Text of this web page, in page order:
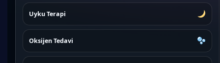
Uyku Terapi
Oksijen Tedavi